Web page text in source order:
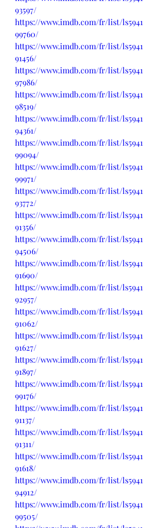
93597/
https://www.imdb.com/fr/list/ls5941
99760/
https://www.imdb.com/fr/list/ls5941
91456/
https://www.imdb.com/fr/list/ls5941
97986/
https://www.imdb.com/fr/list/ls5941
98519/
https://www.imdb.com/fr/list/ls5941
94361/
https://www.imdb.com/fr/list/ls5941
99094/
https://www.imdb.com/fr/list/ls5941
99971/
https://www.imdb.com/fr/list/ls5941
93772/
https://www.imdb.com/fr/list/ls5941
91356/
https://www.imdb.com/fr/list/ls5941
94506/
https://www.imdb.com/fr/list/ls5941
91690/
https://www.imdb.com/fr/list/ls5941
92957/
https://www.imdb.com/fr/list/ls5941
91062/
https://www.imdb.com/fr/list/ls5941
91627/
https://www.imdb.com/fr/list/ls5941
91897/
https://www.imdb.com/fr/list/ls5941
99176/
https://www.imdb.com/fr/list/ls5941
91137/
https://www.imdb.com/fr/list/ls5941
91311/
https://www.imdb.com/fr/list/ls5941
91618/
https://www.imdb.com/fr/list/ls5941
94912/
https://www.imdb.com/fr/list/ls5941
99505/